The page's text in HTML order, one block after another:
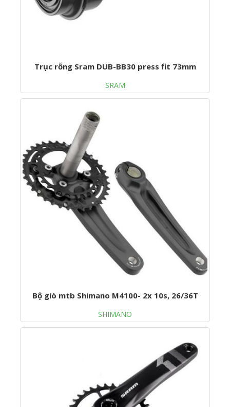
Trục rỗng Sram DUB-BB30 press fit 73mm
SRAM
Bộ giò mtb Shimano M4100- 2x 10s, 26/36T
SHIMANO